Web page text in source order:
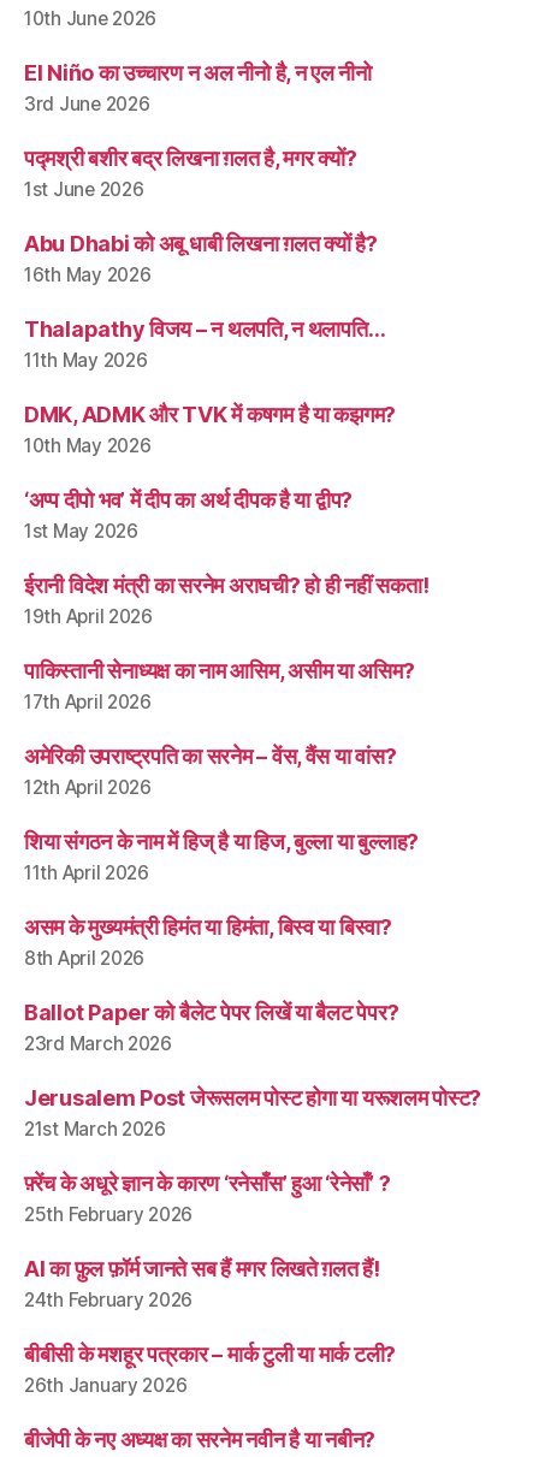
10th June 2026
El Niño का उच्चारण न अल नीनो है, न एल नीनो
3rd June 2026
पद्मश्री बशीर बद्र लिखना ग़लत है, मगर क्यों?
1st June 2026
Abu Dhabi को अबू धाबी लिखना ग़लत क्यों है?
16th May 2026
Thalapathy विजय – न थलपति, न थलापति…
11th May 2026
DMK, ADMK और TVK में कषगम है या कझगम?
10th May 2026
‘अप्प दीपो भव’ में दीप का अर्थ दीपक है या द्वीप?
1st May 2026
ईरानी विदेश मंत्री का सरनेम अराघची? हो ही नहीं सकता!
19th April 2026
पाकिस्तानी सेनाध्यक्ष का नाम आसिम, असीम या असिम?
17th April 2026
अमेरिकी उपराष्ट्रपति का सरनेम – वेंस, वैंस या वांस?
12th April 2026
शिया संगठन के नाम में हिज् है या हिज, बुल्ला या बुल्लाह?
11th April 2026
असम के मुख्यमंत्री हिमंत या हिमंता, बिस्व या बिस्वा?
8th April 2026
Ballot Paper को बैलेट पेपर लिखें या बैलट पेपर?
23rd March 2026
Jerusalem Post जेरूसलम पोस्ट होगा या यरूशलम पोस्ट?
21st March 2026
फ़्रेंच के अधूरे ज्ञान के कारण ‘रनेसाँस’ हुआ ‘रेनेसाँ’ ?
25th February 2026
AI का फ़ुल फ़ॉर्म जानते सब हैं मगर लिखते ग़लत हैं!
24th February 2026
बीबीसी के मशहूर पत्रकार – मार्क टुली या मार्क टली?
26th January 2026
बीजेपी के नए अध्यक्ष का सरनेम नवीन है या नबीन?